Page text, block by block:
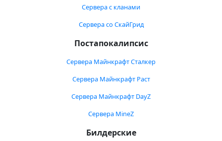
Сервера с кланами
Сервера со СкайГрид
Постапокалипсис
Сервера Майнкрафт Сталкер
Сервера Майнкрафт Раст
Сервера Майнкрафт DayZ
Сервера MineZ
Билдерские